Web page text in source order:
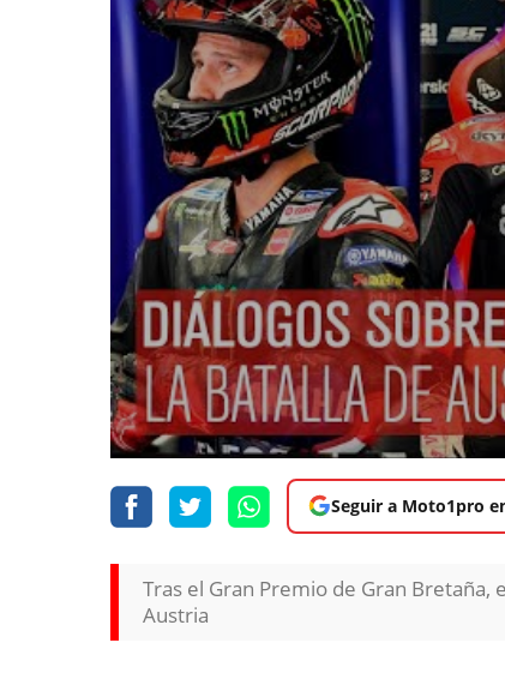
Seguir a Moto1pro
Tras el Gran Premio de Gran Bretaña,
Austria